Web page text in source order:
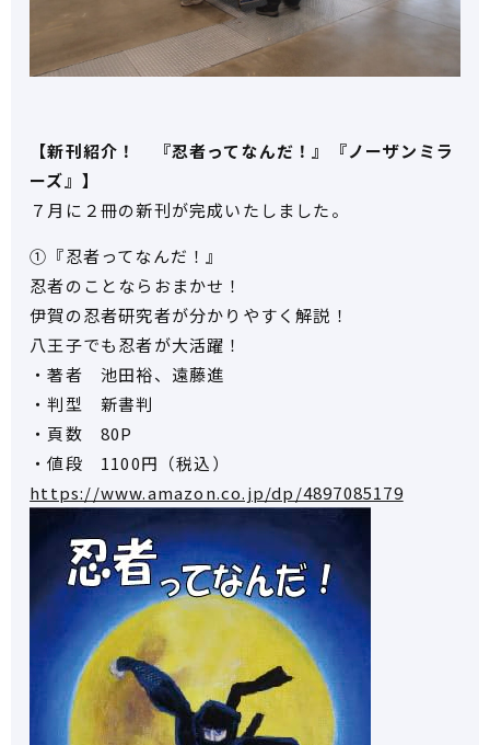
【新刊紹介！ 『忍者ってなんだ！』『ノーザンミラ
ーズ』】
７月に２冊の新刊が完成いたしました。
①『忍者ってなんだ！』
忍者のことならおまかせ！
伊賀の忍者研究者が分かりやすく解説！
八王子でも忍者が大活躍！
・著者 池田裕、遠藤進
・判型 新書判
・頁数 80P
・値段 1100円（税込）
https://www.amazon.co.jp/dp/4897085179